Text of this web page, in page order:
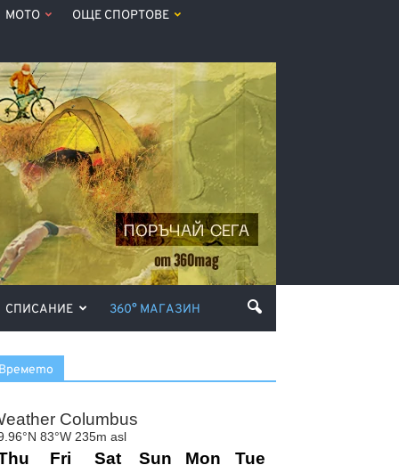
МОТО ОЩЕ СПОРТОВЕ
СПИСАНИЕ 360° МАГАЗИН